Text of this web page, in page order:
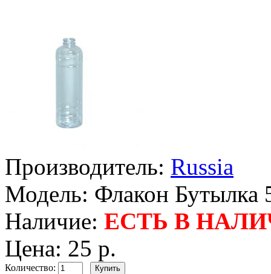
Производитель: Russia
Модель: Флакон
Наличие: ЕСТЬ В
Цена: 25 р.
Количество: